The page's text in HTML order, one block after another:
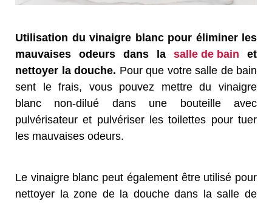
Utilisation du vinaigre blanc pour éliminer les
mauvaises odeurs dans la salle de bain et
nettoyer la douche. Pour que votre salle de bain
sent le frais, vous pouvez mettre du vinaigre
blanc non-dilué dans une bouteille avec
pulvérisateur et pulvériser les toilettes pour tuer
les mauvaises odeurs.
Le vinaigre blanc peut également être utilisé pour
nettoyer la zone de la douche dans la salle de